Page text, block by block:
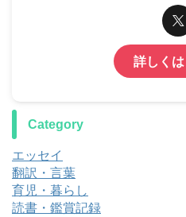
詳しく
Category
エッセイ
翻訳・言葉
育児・暮らし
読書・鑑賞記録